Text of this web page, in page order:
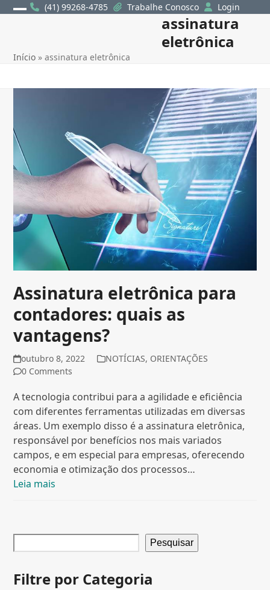
Skip
(41) 99268-4785 Trabalhe Conosco Login
menu
menu
assinatura
eletrônica
Início »assinatura eletrônica
Assinatura eletrônica para
contadores: quais as
vantagens?
outubro 8, 2022 NOTÍCIAS, ORIENTAÇÕES
0 Comments
A tecnologia contribui para a agilidade e eficiência
com diferentes ferramentas utilizadas em diversas
áreas. Um exemplo disso é a assinatura eletrônica,
responsável por benefícios nos mais variados
campos, e em especial para empresas, oferecendo
economia e otimização dos processos…
Leia mais
Pesquisar
Filtre por Categoria